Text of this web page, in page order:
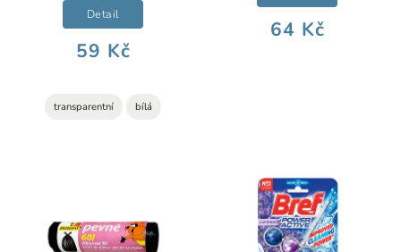
59 Kč
Detail
transparentní bílá
64 Kč